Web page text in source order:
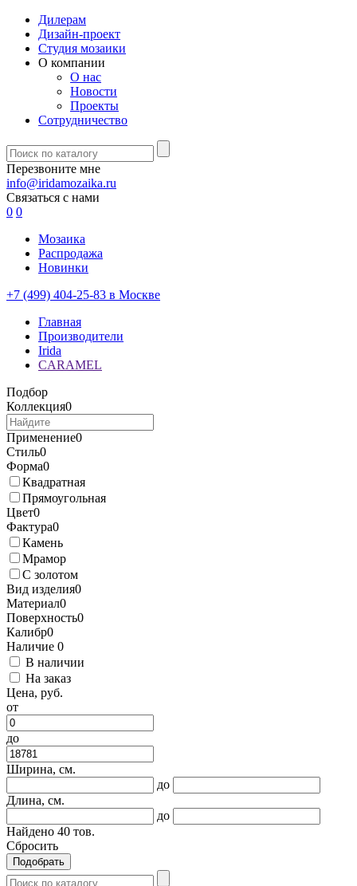
Дилерам
Дизайн-проект
Студия мозаики
О компании
О нас
Новости
Проекты
Сотрудничество
Перезвоните мне
info@iridamozaika.ru
Связаться с нами
0 0
Мозаика
Распродажа
Новинки
+7 (499) 404-25-83 в Москве
Главная
Производители
Irida
CARAMEL
Подбор
Коллекция0
Применение0
Стиль0
Форма0
Квадратная
Прямоугольная
Цвет0
Фактура0
Камень
Мрамор
С золотом
Вид изделия0
Материал0
Поверхность0
Калибр0
Наличие 0
В наличии
На заказ
Цена, руб.
от
до
Ширина, см.
до
Длина, см.
до
Найдено 40 тов.
Сбросить
Подобрать